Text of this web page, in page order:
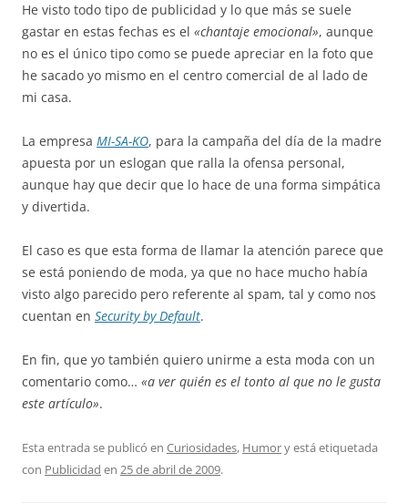
He visto todo tipo de publicidad y lo que más se suele
gastar en estas fechas es el «chantaje emocional», aunque
no es el único tipo como se puede apreciar en la foto que
he sacado yo mismo en el centro comercial de al lado de
mi casa.
La empresa MI-SA-KO, para la campaña del día de la madre
apuesta por un eslogan que ralla la ofensa personal,
aunque hay que decir que lo hace de una forma simpática
y divertida.
El caso es que esta forma de llamar la atención parece que
se está poniendo de moda, ya que no hace mucho había
visto algo parecido pero referente al spam, tal y como nos
cuentan en Security by Default.
En fin, que yo también quiero unirme a esta moda con un
comentario como… «a ver quién es el tonto al que no le gusta
este artículo».
Esta entrada se publicó en Curiosidades, Humory está etiquetada
con Publicidad en 25 de abril de 2009.